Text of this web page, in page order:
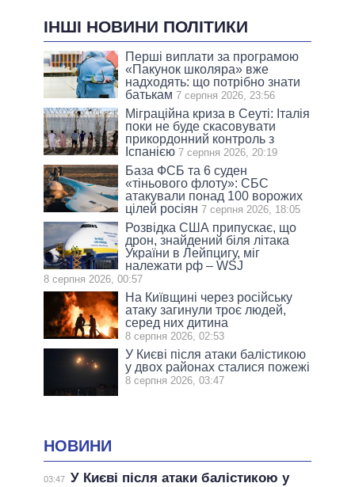
ІНШІ НОВИНИ ПОЛІТИКИ
Перші виплати за програмою
«Пакунок школяра» вже
надходять: що потрібно знати
батькам 7 серпня 2026, 23:56
Міграційна криза в Сеуті: Італія
поки не буде скасовувати
прикордонний контроль з
Іспанією 7 серпня 2026, 20:19
База ФСБ та 6 суден
«тіньового флоту»: СБС
атакували понад 100 ворожих
цілей росіян 7 серпня 2026, 18:05
Розвідка США припускає, що
дрон, знайдений біля літака
України в Лейпцигу, міг
належати рф – WSJ
8 серпня 2026, 00:57
На Київщині через російську
атаку загинули троє людей,
серед них дитина
8 серпня 2026, 02:53
У Києві після атаки балістикою
у двох районах сталися пожежі
8 серпня 2026, 03:47
НОВИНИ
03:47 У Києві після атаки балістикою у